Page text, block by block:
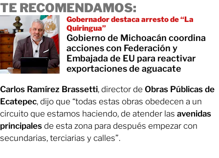
TE RECOMENDAMOS:
Gobernador destaca arresto de “La
Quiringua”
Gobierno de Michoacán coordina
acciones con Federación y
Embajada de EU para reactivar
exportaciones de aguacate
Carlos Ramírez Brassetti, director de Obras Públicas de
Ecatepec, dijo que “todas estas obras obedecen a un
circuito que estamos haciendo, de atender las avenidas
principales de esta zona para después empezar con
secundarias, terciarias y calles”.